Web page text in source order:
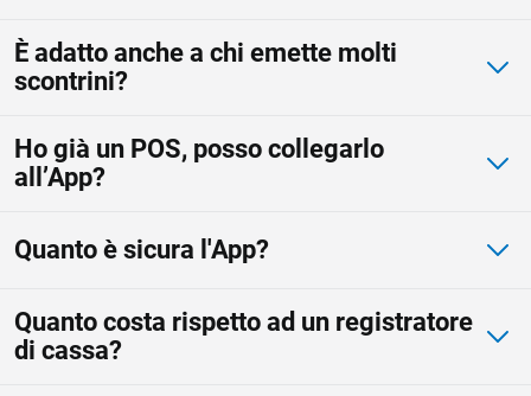
È adatto anche a chi emette molti
scontrini?
Ho già un POS, posso collegarlo
all’App?
Quanto è sicura l'App?
Quanto costa rispetto ad un registratore
di cassa?